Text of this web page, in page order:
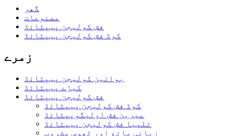
گھر
مصنوعات
فش کولیجن پیپٹائڈ
کوڈ فش کولیجن پیپٹائڈ
زمرے
بوائین کولیجن پیپٹائڈ
کیڑے پیپٹائڈ
فش کولیجن پیپٹائڈ
کوڈ فش کولیجن پیپٹائڈ
میرین فش اولیگوپپٹائڈ
تلپیا فش کولیجن پیپٹائڈ
زبانی مائع اور ٹھوس مشروب